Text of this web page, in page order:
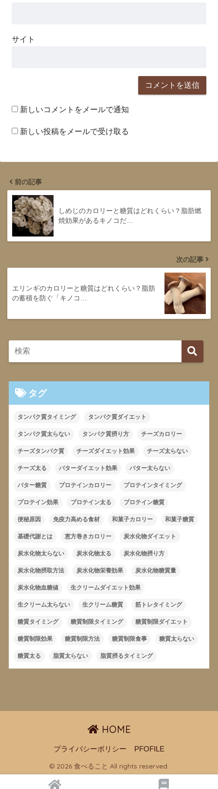
サイト
新しいコメントをメールで通知
新しい投稿をメールで受け取る
前の記事
しめじのカロリーと糖質はどれくらい？脂肪燃
焼効果があるキノコだ…
次の記事
エリンギのカロリーと糖質はどれくらい？脂肪
の蓄積を防ぐ「キノコ…
タグ
タンパク質タイミング タンパク質ダイエット
タンパク質太らない タンパク質摂り方 チーズカロリー
チーズタンパク質 チーズダイエット効果 チーズ太らない
チーズ太る バターダイエット効果 バター太らない
バター糖質 プロテインカロリー プロテインタイミング
プロテイン効果 プロテイン太る プロテイン糖質
便秘原因 免疫力高める食材 和菓子カロリー 和菓子糖質
基礎代謝とは 恵方巻きカロリー 炭水化物ダイエット
炭水化物太らない 炭水化物太る 炭水化物摂り方
炭水化物摂取方法 炭水化物栄養効果 炭水化物糖質量
炭水化物血糖値 生クリームダイエット効果
生クリーム太らない 生クリーム糖質 筋トレタイミング
糖質タイミング 糖質制限タイミング 糖質制限ダイエット
糖質制限効果 糖質制限方法 糖質制限食事 糖質太らない
糖質太る 脂質太らない 脂質摂るタイミング
HOME
プライバシーポリシー PFOFILE
© 2026 食べること All rights reserved.